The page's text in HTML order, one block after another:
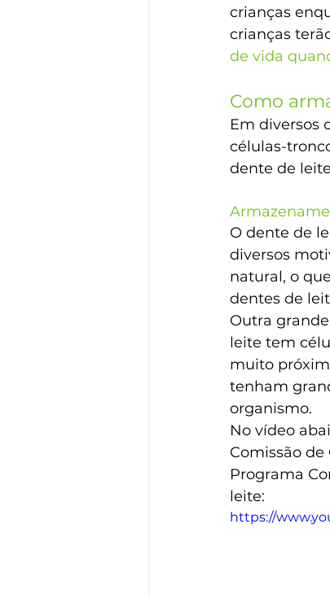
crianças
crianças
de vida
Como
Em diversos
células-
dente de
O dente de
diversos
natural, o
dentes de
Outra
leite tem
muito
tenham
organismo.
No vídeo
Comissão
Programa
leite:
https://